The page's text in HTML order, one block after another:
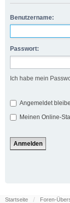
Benutzername:
Passwort:
Ich habe mein
Angemeldet
Meinen Online-
Startseite Foren-